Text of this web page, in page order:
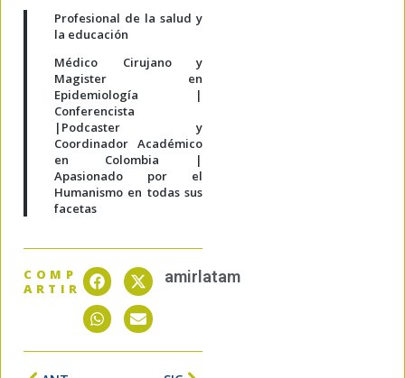
Profesional de la salud y
la educación
Médico Cirujano y
Magister en
Epidemiología |
Conferencista
|Podcaster y
Coordinador Académico
en Colombia |
Apasionado por el
Humanismo en todas sus
facetas
COMP
ARTIR
amirlatam